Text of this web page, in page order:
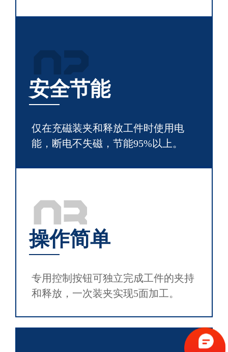
02
安全节能
仅在充磁装夹和释放工件时使用电
能，断电不失磁，节能95%以上。
03
操作简单
专用控制按钮可独立完成工件的夹持
和释放，一次装夹实现5面加工。